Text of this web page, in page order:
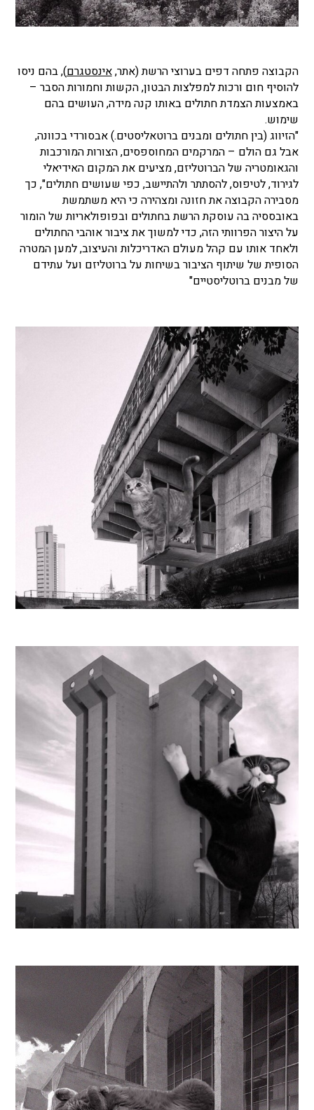
הקבוצה פתחה דפים בערוצי הרשת (אתר,אינסטגרם), בהם ניסו
להוסיף חום ורכות למפלצות הבטון, הקשות וחמורות הסבר –
באמצעות הצמדת חתולים באותו קנה מידה, העושים בהם
שימוש.
"הזיווג (בין חתולים ומבנים ברוטאליסטים.) אבסורדי בכוונה,
אבל גם הולם – המרקמים המחוספסים, הצורות המורכבות
והגאומטריה של הברוטליזם, מציעים את המקום האידיאלי
לגירוד, לטיפוס, להסתתר ולהתיישב, כפי שעושים חתולים", כך
מסבירה הקבוצה את חזונה ומצהירה כי היא משתמשת
באובססיה בה עוסקת הרשת בחתולים ובפופולאריות של הומור
על היצור הפרוותי הזה, כדי למשוך את ציבור אוהבי החתולים
ולאחד אותו עם קהל מעולם האדריכלות והעיצוב, למען המטרה
הסופית של שיתוף הציבור בשיחות על ברוטליזם ועל עתידם
של מבנים ברוטליסטיים"